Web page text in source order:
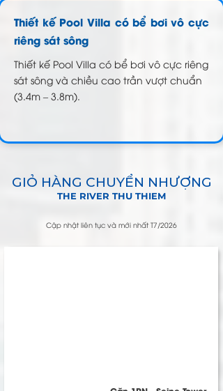
Thiết kế Pool Villa có bể bơi vô cực
riêng sát sông
Thiết kế Pool Villa có bể bơi vô cực riêng
sát sông và chiều cao trần vượt chuẩn
(3.4m – 3.8m).​
GIỎ HÀNG CHUYỂN NHƯỢNG
THE RIVER THU THIEM
Cập nhật liên tục và mới nhất T7/2026